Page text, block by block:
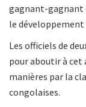
gagnant-gagnant
le développement
Les officiels de
pour aboutir à cet
manières par la
congolaises.